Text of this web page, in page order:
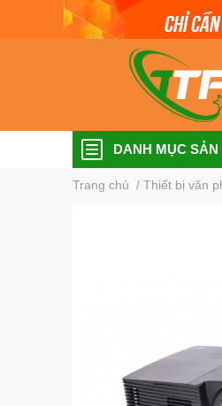
DANH MỤC SẢN
Trang chủ / Thiết bị văn